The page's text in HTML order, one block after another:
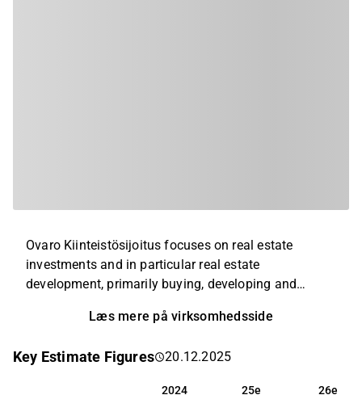
Ovaro Kiinteistösijoitus focuses on real estate
investments and in particular real estate
development, primarily buying, developing and
offices and apartments. The company operates in
on Finland's growth centers, i.e. university cities and
Læs mere på virksomhedsside
Key Estimate Figures 20.12.2025
2024 25e 26e
2024 25e 26e